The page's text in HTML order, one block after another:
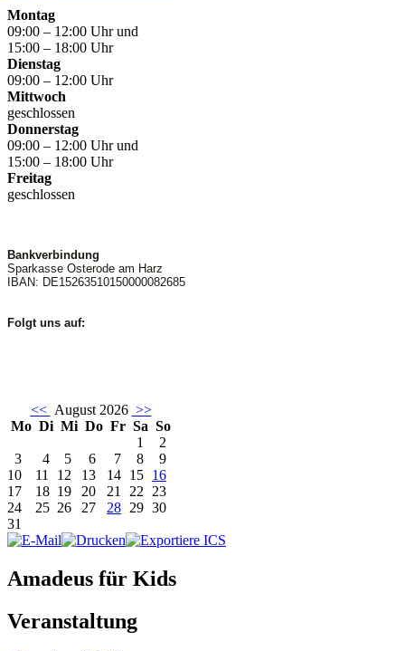
Montag
09:00 – 12:00 Uhr und
15:00 – 18:00 Uhr
Dienstag
09:00 – 12:00 Uhr
Mittwoch
geschlossen
Donnerstag
09:00 – 12:00 Uhr und
15:00 – 18:00 Uhr
Freitag
geschlossen
Bankverbindung
Sparkasse Osterode am Harz
IBAN: DE15263510150000082685
Folgt uns auf:
<< August 2026 >>
Mo Di Mi Do Fr Sa So
1
2
3
4 5 6 7 8
9
10
11 12 13 14 15 16
17
18 19 20 21 22 23
24
25 26 27 28 29 30
31
Amadeus für Kids
Veranstaltung